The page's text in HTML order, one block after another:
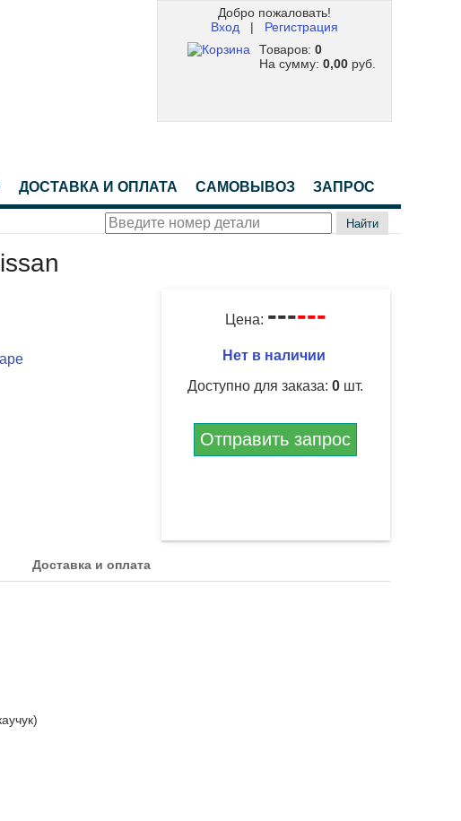
Добро пожаловать!
Вход | Регистрация
Товаров: 0
На сумму: 0,00руб.
ДОСТАВКА И ОПЛАТА САМОВЫВОЗ ЗАПРОС
Найти
Цена: ------
Нет в наличии
Доступно для заказа:0 шт.
Отправить запрос
Доставка и оплата